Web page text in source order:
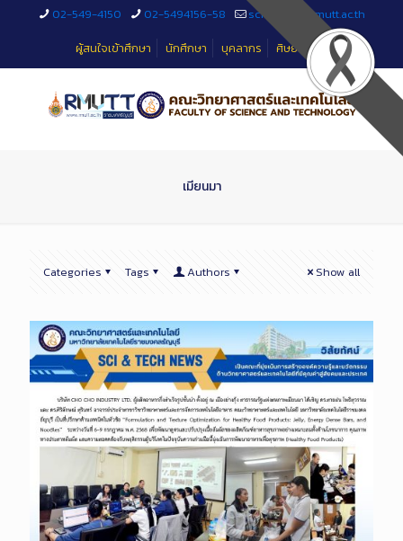
02-549-4150 02-5494156-58
sciteched@rmutt.ac.th
ผู้สนใจเข้าศึกษา
นักศึกษา บุคลากร ศิษย์เก่า
เมียนมา
Categories Tags Authors Show all